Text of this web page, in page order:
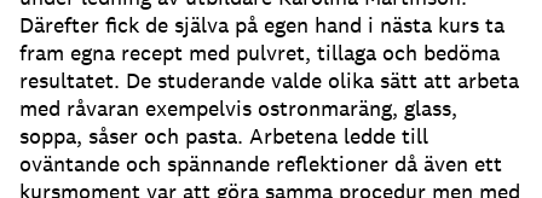
Därefter fick de själva på egen hand i nästa kurs ta
fram egna recept med pulvret, tillaga och bedöma
resultatet. De studerande valde olika sätt att arbeta
med råvaran exempelvis ostronmaräng, glass,
soppa, såser och pasta. Arbetena ledde till
oväntande och spännande reflektioner då även ett
kursmoment var att göra samma procedur men med